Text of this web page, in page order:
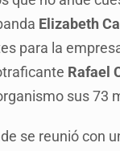
Elizabeth
para la
Rafael
sus 73
se reunió con